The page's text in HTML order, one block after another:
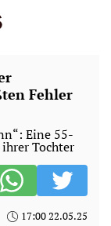
Fehler
Eine 55-
Tochter
17:00 22.05.25